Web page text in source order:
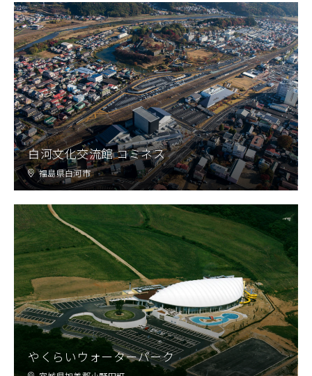
白河文化交流館 コミネス
福島県白河市
やくらいウォーターパーク